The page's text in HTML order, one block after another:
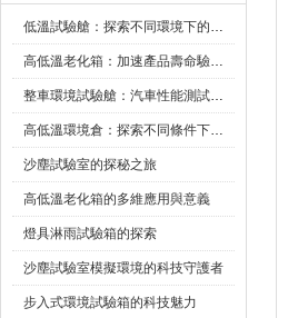
低溫試驗艙：探索不同環境下的科技邊界
高低溫老化箱：加速產品壽命驗證的可靠夥伴
整車環境試驗艙：汽車性能測試的設備
高低溫環境倉：探索不同條件下的科學奧秘
沙塵試驗室的探秘之旅
高低溫老化箱的多維應用與意義
燈具淋雨試驗箱的探索
沙塵試驗室模擬環境的科技守護者
步入式環境試驗箱的科技魅力